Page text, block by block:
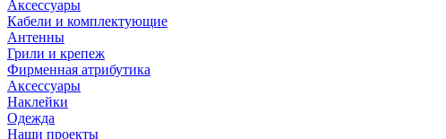
Аксессуары
Кабели и комплектующие
Антенны
Грили и крепеж
Фирменная атрибутика
Аксессуары
Наклейки
Одежда
Наши проекты